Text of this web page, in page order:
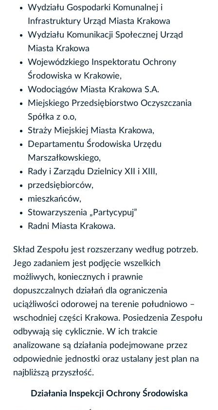
Wydziału Gospodarki Komunalnej i
Infrastruktury Urząd Miasta Krakowa
Wydziału Komunikacji Społecznej Urząd
Miasta Krakowa
Wojewódzkiego Inspektoratu Ochrony
Środowiska w Krakowie,
Wodociągów Miasta Krakowa S.A.
Miejskiego Przedsiębiorstwo Oczyszczania
Spółka z o.o,
Straży Miejskiej Miasta Krakowa,
Departamentu Środowiska Urzędu
Marszałkowskiego,
Rady i Zarządu Dzielnicy XII i XIII,
przedsiębiorców,
mieszkańców,
Stowarzyszenia „Partycypuj”
Radni Miasta Krakowa.
Skład Zespołu jest rozszerzany według potrzeb.
Jego zadaniem jest podjęcie wszelkich
możliwych, koniecznych i prawnie
dopuszczalnych działań dla ograniczenia
uciążliwości odorowej na terenie południowo –
wschodniej części Krakowa. Posiedzenia Zespołu
odbywają się cyklicznie. W ich trakcie
analizowane są działania podejmowane przez
odpowiednie jednostki oraz ustalany jest plan na
najbliższą przyszłość.
Działania Inspekcji Ochrony Środowiska